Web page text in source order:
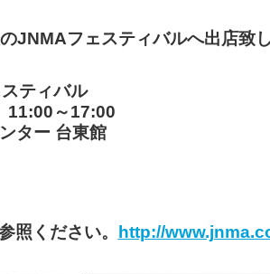
JNMAフェスティバルへ出店致し
ティバル
11:00～17:00
ター 台東館
照ください。 http://